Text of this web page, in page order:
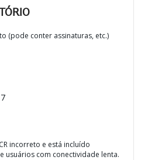
(pode conter assinaturas, etc.)
incorreto e está incluído
usuários com conectividade lenta.